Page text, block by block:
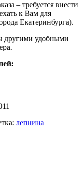
– требуется внести
к Вам для
Екатеринбурга).
другими удобными
лепнина